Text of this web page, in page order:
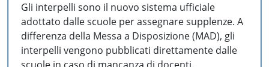
Gli interpelli sono il nuovo sistema ufficiale
adottato dalle scuole per assegnare supplenze. A
differenza della Messa a Disposizione (MAD), gli
interpelli vengono pubblicati direttamente dalle